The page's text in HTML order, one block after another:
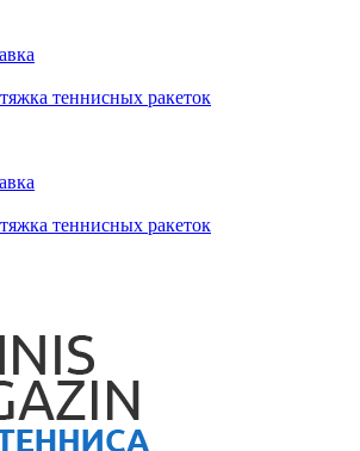
теннисных ракеток
теннисных ракеток